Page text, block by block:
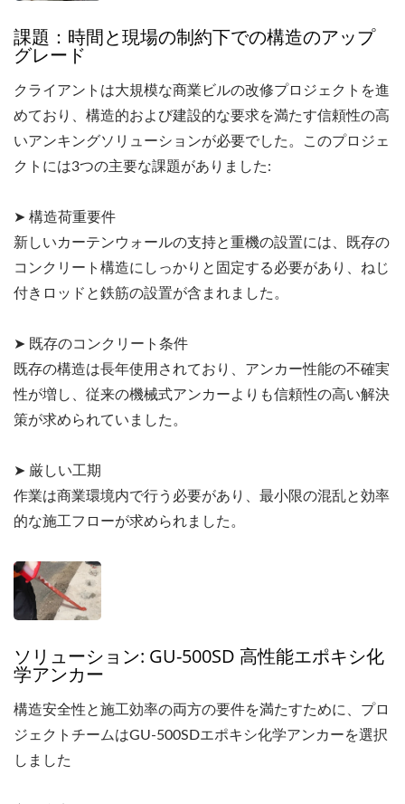
課題：時間と現場の制約下での構造のアップ
グレード
クライアントは大規模な商業ビルの改修プロジェクトを進
めており、構造的および建設的な要求を満たす信頼性の高
いアンキングソリューションが必要でした。このプロジェ
クトには3つの主要な課題がありました:
➤ 構造荷重要件
新しいカーテンウォールの支持と重機の設置には、既存の
コンクリート構造にしっかりと固定する必要があり、ねじ
付きロッドと鉄筋の設置が含まれました。
➤ 既存のコンクリート条件
既存の構造は長年使用されており、アンカー性能の不確実
性が増し、従来の機械式アンカーよりも信頼性の高い解決
策が求められていました。
➤ 厳しい工期
作業は商業環境内で行う必要があり、最小限の混乱と効率
的な施工フローが求められました。
ソリューション: GU-500SD 高性能エポキシ化
学アンカー
構造安全性と施工効率の両方の要件を満たすために、プロ
ジェクトチームはGU-500SDエポキシ化学アンカーを選択
しました